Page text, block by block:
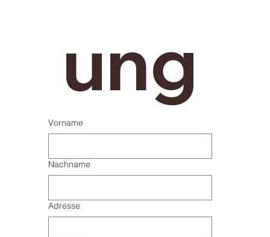
ung
Vorname
Nachname
Adresse